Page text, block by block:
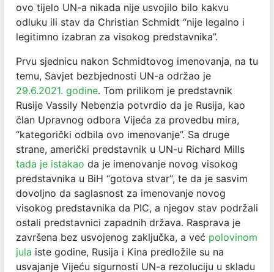
ovo tijelo UN-a nikada nije usvojilo bilo kakvu
odluku ili stav da Christian Schmidt “nije legalno i
legitimno izabran za visokog predstavnika”.
Prvu sjednicu nakon Schmidtovog imenovanja, na tu
temu, Savjet bezbjednosti UN-a održao je
29.6.2021. godine. Tom prilikom je predstavnik
Rusije Vassily Nebenzia potvrdio da je Rusija, kao
član Upravnog odbora Vijeća za provedbu mira,
“kategorički odbila ovo imenovanje”. Sa druge
strane, američki predstavnik u UN-u Richard Mills
tada je istakao da je imenovanje novog visokog
predstavnika u BiH “gotova stvar“, te da je sasvim
dovoljno da saglasnost za imenovanje novog
visokog predstavnika da PIC, a njegov stav podržali
ostali predstavnici zapadnih država. Rasprava je
završena bez usvojenog zaključka, a već polovinom
jula iste godine, Rusija i Kina predložile su na
usvajanje Vijeću sigurnosti UN-a rezoluciju u skladu